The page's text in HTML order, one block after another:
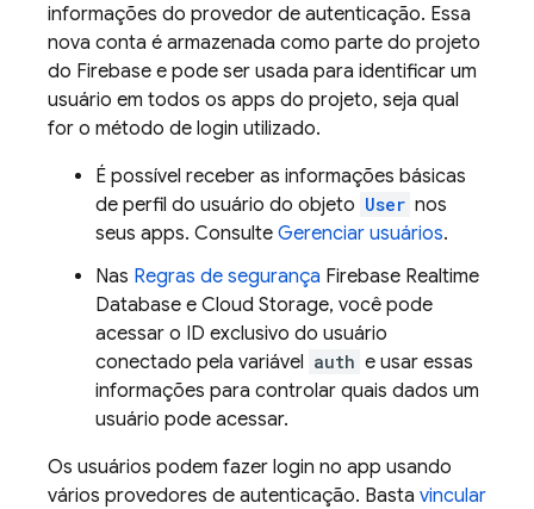
informações do provedor de autenticação. Essa
nova conta é armazenada como parte do projeto
do Firebase e pode ser usada para identificar um
usuário em todos os apps do projeto, seja qual
for o método de login utilizado.
É possível receber as informações básicas
de perfil do usuário do objeto User nos
seus apps. Consulte Gerenciar usuários.
Nas Regras de segurança Firebase Realtime
Database e Cloud Storage, você pode
acessar o ID exclusivo do usuário
conectado pela variável auth e usar essas
informações para controlar quais dados um
usuário pode acessar.
Os usuários podem fazer login no app usando
vários provedores de autenticação. Basta vincular